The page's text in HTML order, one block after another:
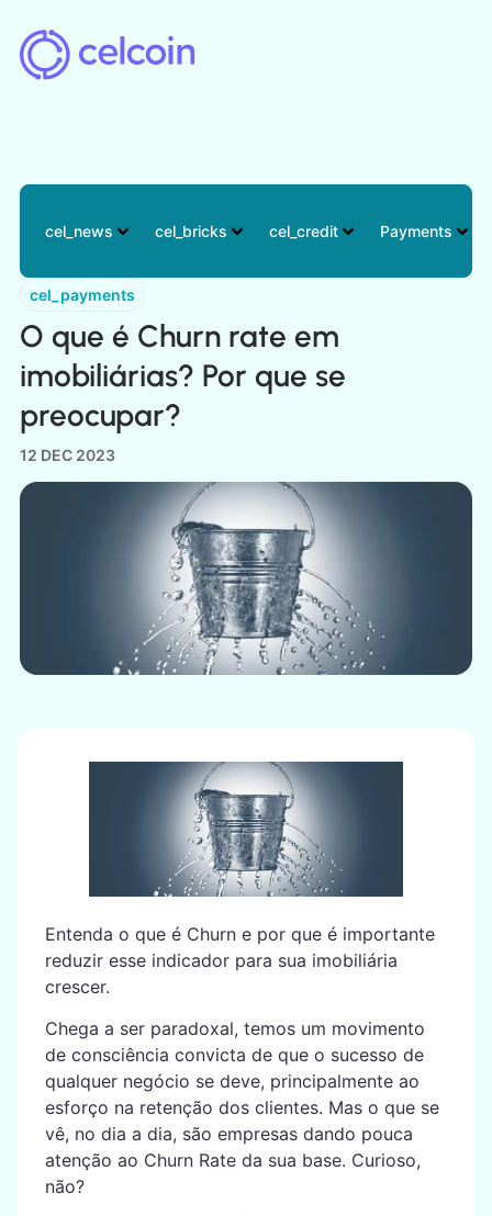
cel_news cel_bricks cel_credit Payments
cel_payments
O que é Churn rate em
imobiliárias? Por que se
preocupar?
12 DEC 2023
Entenda o que é Churn e por que é importante
reduzir esse indicador para sua imobiliária
crescer.
Chega a ser paradoxal, temos um movimento
de consciência convicta de que o sucesso de
qualquer negócio se deve, principalmente ao
esforço na retenção dos clientes. Mas o que se
vê, no dia a dia, são empresas dando pouca
atenção ao Churn Rate da sua base. Curioso,
não?